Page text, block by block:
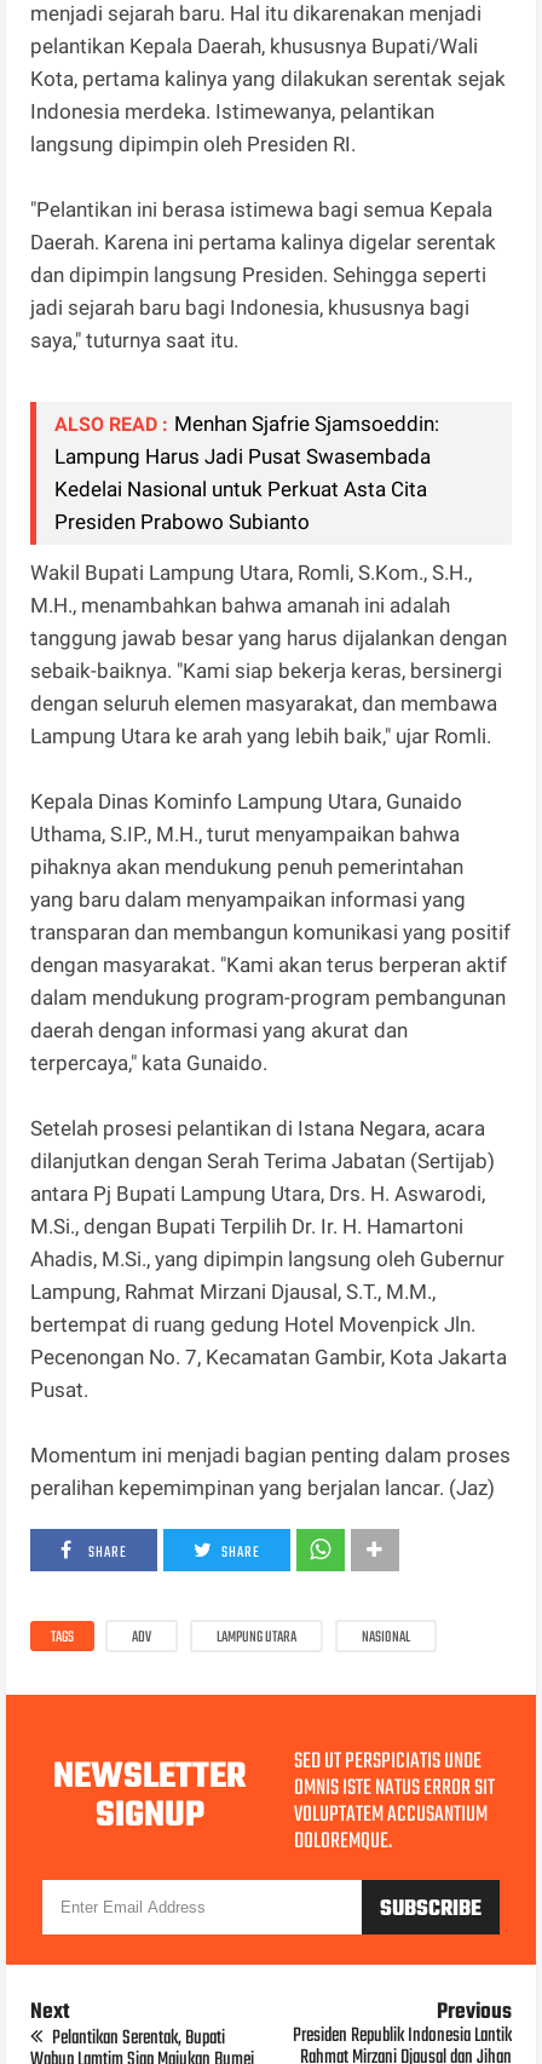
menjadi sejarah baru. Hal itu dikarenakan menjadi
pelantikan Kepala Daerah, khususnya Bupati/Wali
Kota, pertama kalinya yang dilakukan serentak sejak
Indonesia merdeka. Istimewanya, pelantikan
langsung dipimpin oleh Presiden RI.
"Pelantikan ini berasa istimewa bagi semua Kepala
Daerah. Karena ini pertama kalinya digelar serentak
dan dipimpin langsung Presiden. Sehingga seperti
jadi sejarah baru bagi Indonesia, khususnya bagi
saya," tuturnya saat itu.
ALSO READ : Menhan Sjafrie Sjamsoeddin:
Lampung Harus Jadi Pusat Swasembada
Kedelai Nasional untuk Perkuat Asta Cita
Presiden Prabowo Subianto
Wakil Bupati Lampung Utara, Romli, S.Kom., S.H.,
M.H., menambahkan bahwa amanah ini adalah
tanggung jawab besar yang harus dijalankan dengan
sebaik-baiknya. "Kami siap bekerja keras, bersinergi
dengan seluruh elemen masyarakat, dan membawa
Lampung Utara ke arah yang lebih baik," ujar Romli.
Kepala Dinas Kominfo Lampung Utara, Gunaido
Uthama, S.IP., M.H., turut menyampaikan bahwa
pihaknya akan mendukung penuh pemerintahan
yang baru dalam menyampaikan informasi yang
transparan dan membangun komunikasi yang positif
dengan masyarakat. "Kami akan terus berperan aktif
dalam mendukung program-program pembangunan
daerah dengan informasi yang akurat dan
terpercaya," kata Gunaido.
Setelah prosesi pelantikan di Istana Negara, acara
dilanjutkan dengan Serah Terima Jabatan (Sertijab)
antara Pj Bupati Lampung Utara, Drs. H. Aswarodi,
M.Si., dengan Bupati Terpilih Dr. Ir. H. Hamartoni
Ahadis, M.Si., yang dipimpin langsung oleh Gubernur
Lampung, Rahmat Mirzani Djausal, S.T., M.M.,
bertempat di ruang gedung Hotel Movenpick Jln.
Pecenongan No. 7, Kecamatan Gambir, Kota Jakarta
Pusat.
Momentum ini menjadi bagian penting dalam proses
peralihan kepemimpinan yang berjalan lancar. (Jaz)
SHARE SHARE
TAGS ADV LAMPUNG UTARA NASIONAL
NEWSLETTER
SIGNUP
SED UT PERSPICIATIS UNDE
OMNIS ISTE NATUS ERROR SIT
VOLUPTATEM ACCUSANTIUM
DOLOREMQUE.
Next
Pelantikan Serentak, Bupati
Previous
Presiden Republik Indonesia Lantik
Rahmat Mirzani Djausal dan Jihan